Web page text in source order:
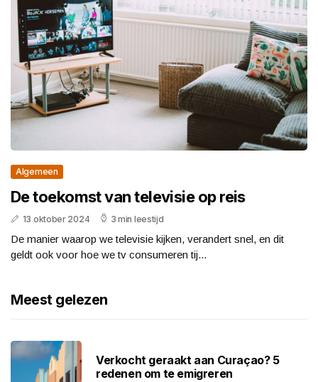
Algemeen
De toekomst van televisie op reis
13 oktober 2024 3 min leestijd
De manier waarop we televisie kijken, verandert snel, en dit
geldt ook voor hoe we tv consumeren tij...
Meest gelezen
Verkocht geraakt aan Curaçao? 5
redenen om te emigreren